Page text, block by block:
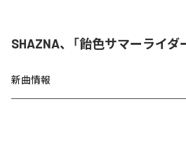
SHAZNA、「飴色サマーライダ
新曲情報